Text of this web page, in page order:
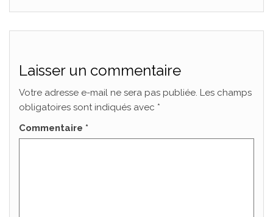
Laisser un commentaire
Votre adresse e-mail ne sera pas publiée. Les champs
obligatoires sont indiqués avec *
Commentaire *